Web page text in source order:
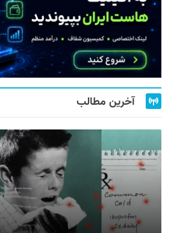
آخرین مطالب